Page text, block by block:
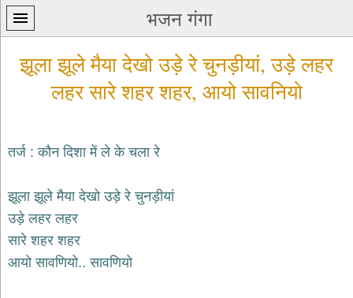
भजन गंगा
प्रथम
कृष्ण
भजन
krishna
झूला झूले मैया देखो उड़े रे चुनड़ीयां, उड़े लहर
लहर सारे शहर शहर, आयो सावनियो
तर्ज : कौन दिशा में ले के चला रे
झूला झूले मैया देखो उड़े रे चुनड़ीयां
उड़े लहर लहर
सारे शहर शहर
आयो सावणियो.. सावणियो